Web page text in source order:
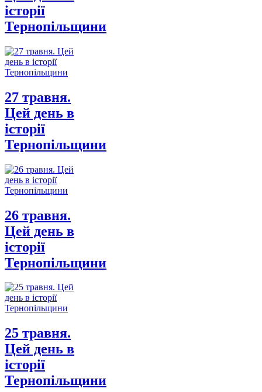
історії
Тернопільщини
27 травня.
Цей день в
історії
Тернопільщини
26 травня.
Цей день в
історії
Тернопільщини
25 травня.
Цей день в
історії
Тернопільщини